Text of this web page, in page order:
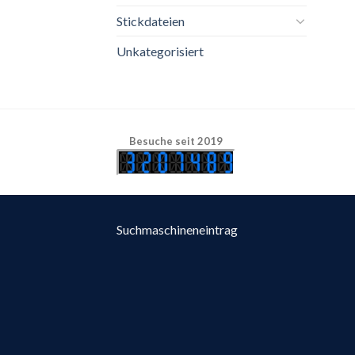
Stickdateien
Unkategorisiert
Besuche seit 2019
Suchmaschineneintrag